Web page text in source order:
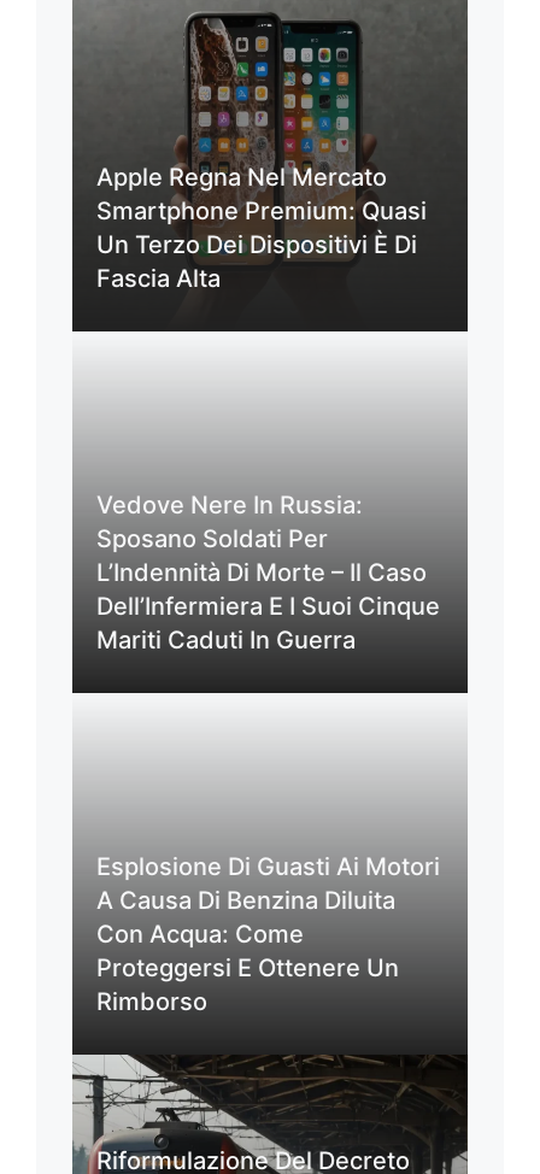
Apple Regna Nel Mercato
Smartphone Premium: Quasi
Un Terzo Dei Dispositivi È Di
Fascia Alta
Vedove Nere In Russia:
Sposano Soldati Per
L’Indennità Di Morte – Il Caso
Dell’Infermiera E I Suoi Cinque
Mariti Caduti In Guerra
Esplosione Di Guasti Ai Motori
A Causa Di Benzina Diluita
Con Acqua: Come
Proteggersi E Ottenere Un
Rimborso
Riformulazione Del Decreto